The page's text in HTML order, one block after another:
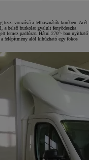
teszi vonzóvá a felhasználók körében. Acél
a belső burkolat gyalult fenyődeszka
lemez padlózat. Hátul 270°- ban nyitható
a felépítmény alól kihúzható egy fokos